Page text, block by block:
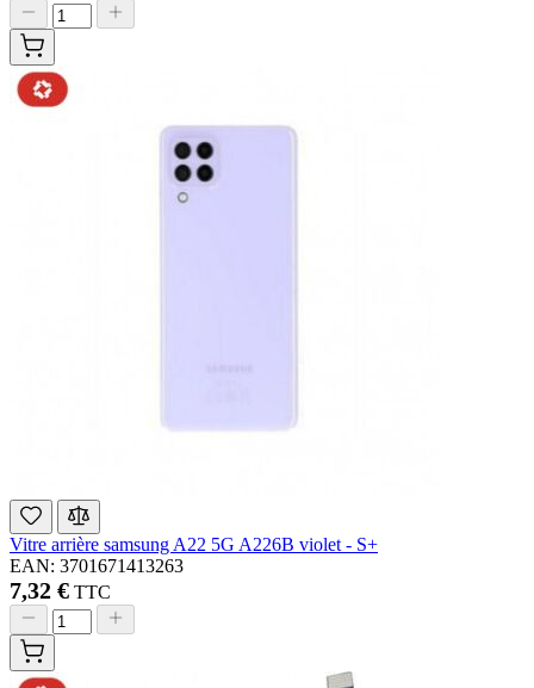
Vitre arrière samsung A22 5G A226B violet - S+
EAN: 3701671413263
7,32 € TTC